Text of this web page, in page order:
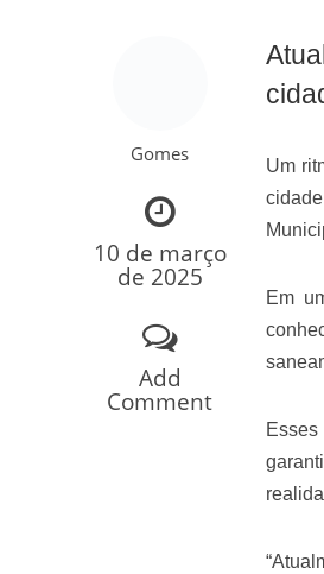
Gomes
10 de março
de 2025
Add
Comment
Um
Em
Esses